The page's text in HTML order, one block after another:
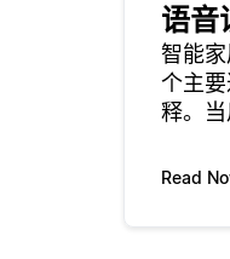
语音
智能
个主
释。
然后
Read